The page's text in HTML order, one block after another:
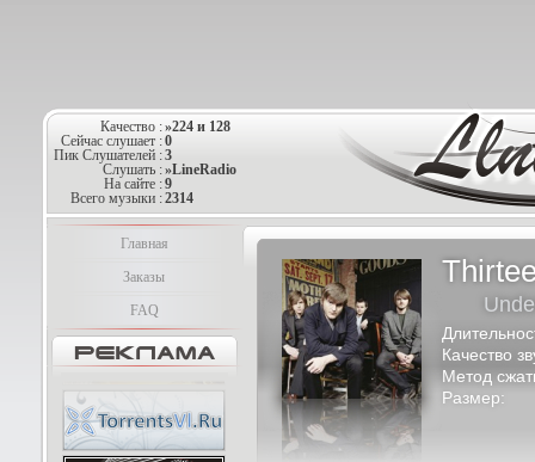
Качество :»224 и 128
Сейчас слушает :0
Пик Слушателей :3
Слушать :»LineRadio
На сайте :9
Всего музыки :2314
Главная
Заказы
FAQ
Качество
Метод
Размер: